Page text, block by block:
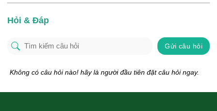
Hỏi & Đáp
Gửi câu hỏi
Không có câu hỏi nào! hãy là người đầu tiên đặt câu hỏi ngay.